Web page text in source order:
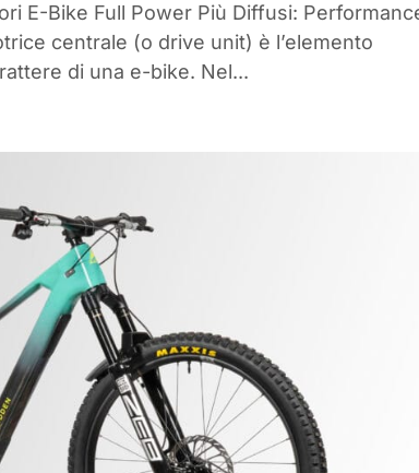
E-Bike Full Power Più Diffusi:
centrale (o drive unit) è l’elemento
di una e-bike. Nel...